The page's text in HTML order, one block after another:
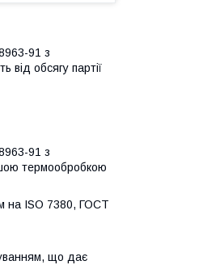
91 з
від обсягу партії
91 з
термообробкою
на ISO 7380, ГОСТ
що дає